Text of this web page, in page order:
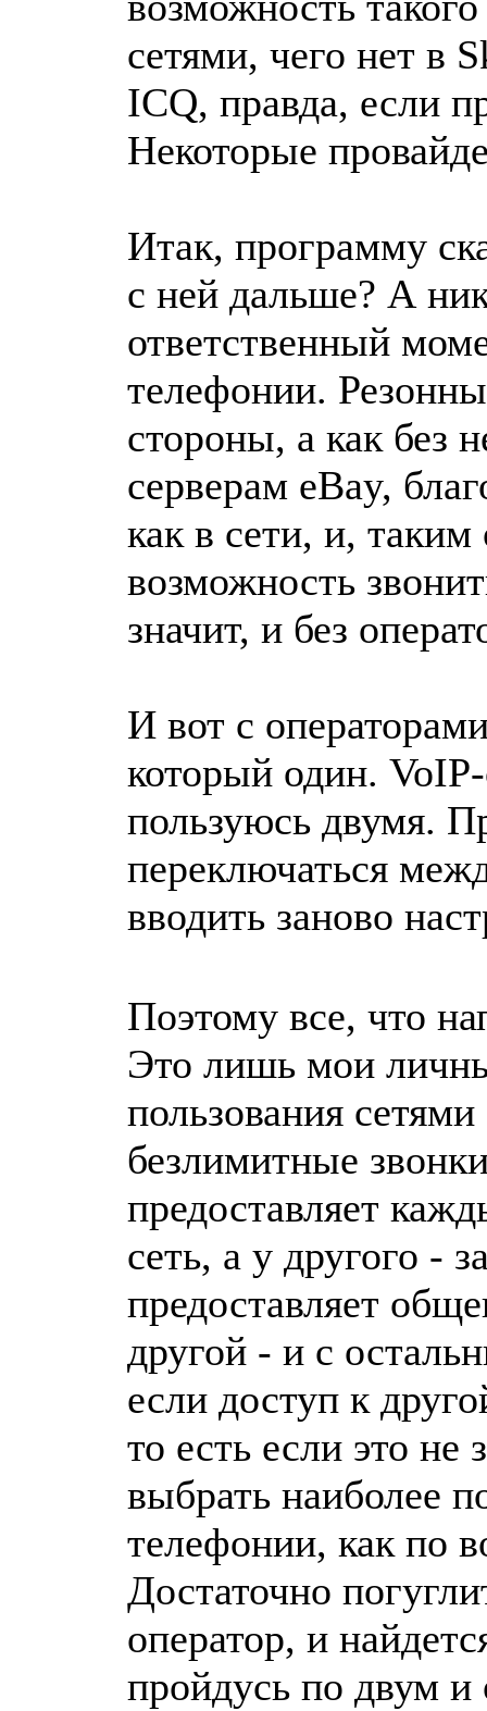
сетями, чего нет в
ICQ, правда, если
Некоторые
Итак, программу
с ней дальше? А
ответственный
телефонии.
стороны, а как без
серверам eBay,
как в сети, и,
возможность
значит, и без
И вот с
который один.
пользуюсь двумя.
переключаться
вводить заново
Поэтому все, что
Это лишь мои
пользования
безлимитные
предоставляет
сеть, а у другого -
предоставляет
другой - и с
если доступ к
то есть если это
выбрать наиболее
телефонии, как по
Достаточно
оператор, и
пройдусь по двум